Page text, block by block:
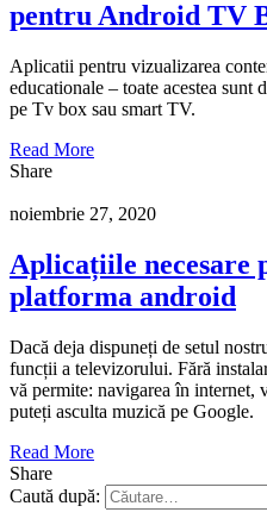
pentru Android TV
Aplicatii pentru vizualizarea
educationale – toate acestea sunt
pe Tv box sau smart TV.
Read More
Share
noiembrie 27, 2020
Aplicațiile necesare
platforma android
Dacă deja dispuneți de setul
funcții a televizorului. Fără
vă permite: navigarea în internet,
puteți asculta muzică pe Google.
Read More
Share
Caută după: